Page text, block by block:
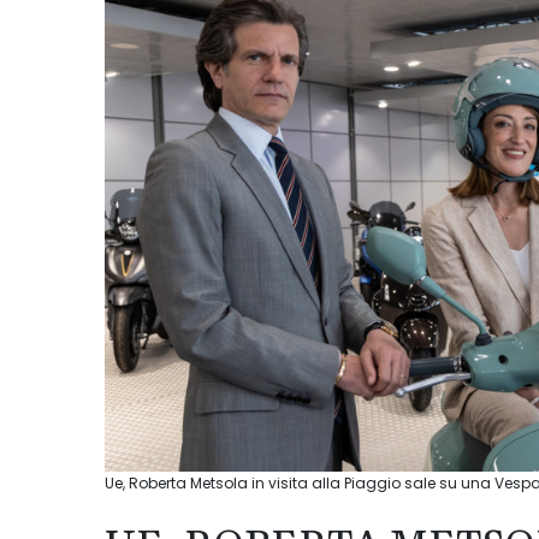
Ue, Roberta Metsola in visita alla Piaggio sale su una